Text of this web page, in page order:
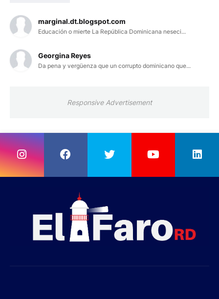
marginal.dt.blogspot.com
Educación o mierte La República Dominicana neseci...
Georgina Reyes
Da pena y vergüenza que un corrupto dominicano que...
Responsive Advertisement